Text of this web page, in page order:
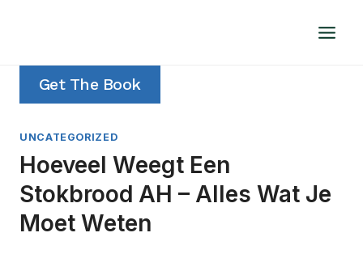
Get The Book
UNCATEGORIZED
Hoeveel Weegt Een
Stokbrood AH – Alles Wat Je
Moet Weten